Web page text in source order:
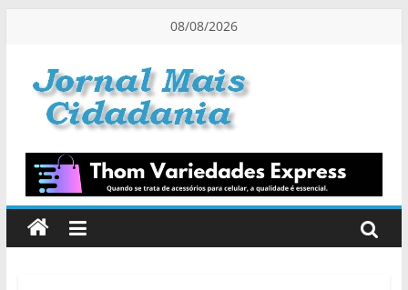
conteúdo
08/08/2026
Jornal
Mais
Cidadania